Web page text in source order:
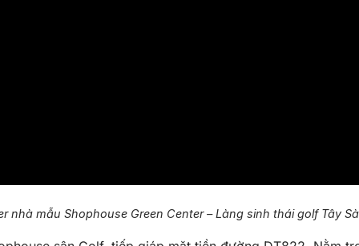
nhà mẫu Shophouse Green Center – Làng sinh thái golf Tây